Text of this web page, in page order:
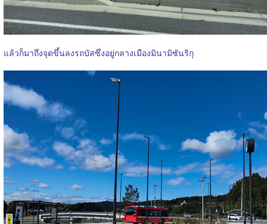
แล้วก็มาถึงจุดขึ้นลงรถบัสซึ่งอยู่กลางเมืองมินามิซันริกุ